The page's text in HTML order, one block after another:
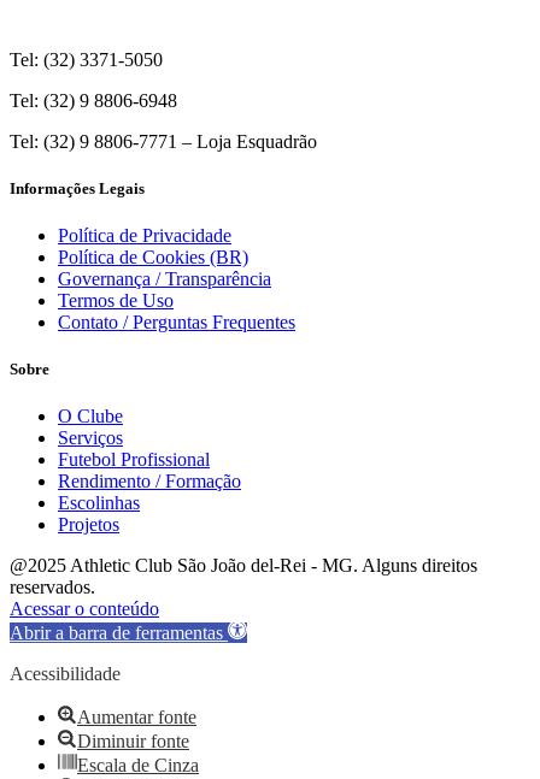
Tel: (32) 3371-5050
Tel: (32) 9 8806-6948
Tel: (32) 9 8806-7771 – Loja Esquadrão
Informações Legais
Política de Privacidade
Política de Cookies (BR)
Governança / Transparência
Termos de Uso
Contato / Perguntas Frequentes
Sobre
O Clube
Serviços
Futebol Profissional
Rendimento / Formação
Escolinhas
Projetos
@2025 Athletic Club São João del-Rei - MG. Alguns direitos
reservados.
Acessar o conteúdo
Abrir a barra de ferramentas
Acessibilidade
Aumentar fonte
Diminuir fonte
Escala de Cinza